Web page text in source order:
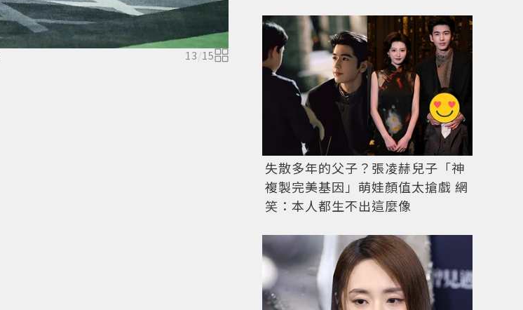
13 /15 唐老鴨刺繡、長袍輪廓，GUCCI的奇幻旅程超越調性
失散多年的父子？張凌赫兒子「神
複製完美基因」萌娃顏值太搶戲 網
笑：本人都生不出這麼像